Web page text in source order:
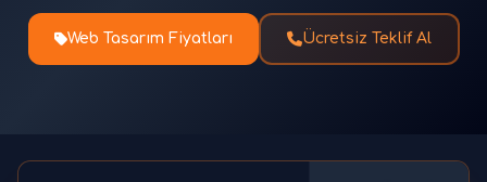
Web Tasarım Fiyatları Ücretsiz Teklif Al